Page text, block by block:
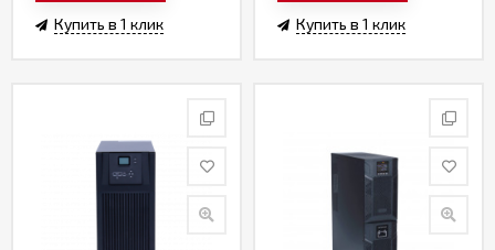
Купить в 1 клик Купить в 1 клик